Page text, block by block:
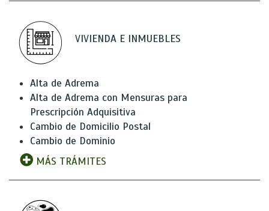
VIVIENDA E INMUEBLES
Alta de Adrema
Alta de Adrema con Mensuras para
Prescripción Adquisitiva
Cambio de Domicilio Postal
Cambio de Dominio
MÁS TRÁMITES